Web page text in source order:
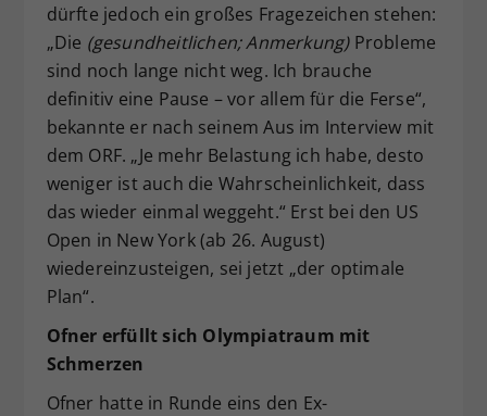
dürfte jedoch ein großes Fragezeichen stehen:
„Die (gesundheitlichen; Anmerkung)Probleme
sind noch lange nicht weg. Ich brauche
definitiv eine Pause – vor allem für die Ferse“,
bekannte er nach seinem Aus im Interview mit
dem ORF. „Je mehr Belastung ich habe, desto
weniger ist auch die Wahrscheinlichkeit, dass
das wieder einmal weggeht.“ Erst bei den US
Open in New York (ab 26. August)
wiedereinzusteigen, sei jetzt „der optimale
Plan“.
Ofner erfüllt sich Olympiatraum mit
Schmerzen
Ofner hatte in Runde eins den Ex-